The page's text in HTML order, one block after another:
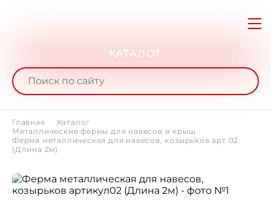
КАТАЛОГ
Главная
Каталог
Металлические фермы для навесов и крыш
Ферма металлическая для навесов, козырьков арт.02
(Длина 2м)